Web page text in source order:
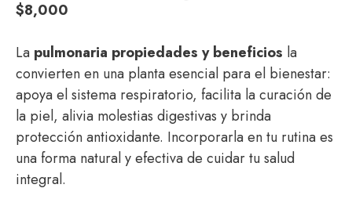
$8,000
La pulmonaria propiedades y beneficios la
convierten en una planta esencial para el bienestar:
apoya el sistema respiratorio, facilita la curación de
la piel, alivia molestias digestivas y brinda
protección antioxidante. Incorporarla en tu rutina es
una forma natural y efectiva de cuidar tu salud
integral.